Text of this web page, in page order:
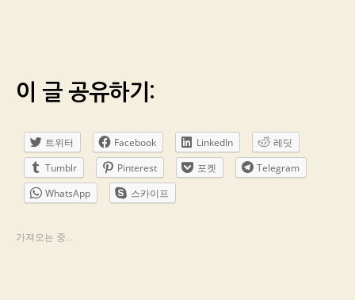
이 글 공유하기:
트위터 Facebook LinkedIn
레딧
Tumblr
Pinterest 포켓
Telegram
WhatsApp
스카이프
가져오는 중...